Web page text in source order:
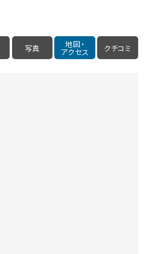
写真 地図・
アクセス クチコミ